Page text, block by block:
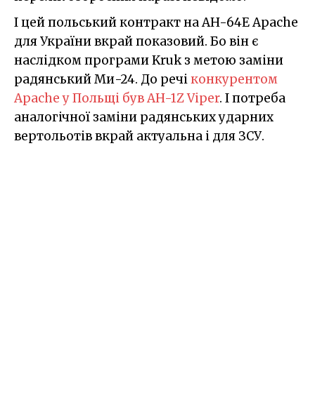
І цей польський контракт на AH-64E Apache
для України вкрай показовий. Бо він є
наслідком програми Kruk з метою заміни
радянський Ми-24. До речіконкурентом
Apache у Польщі був AH-1Z Viper. І потреба
аналогічної заміни радянських ударних
вертольотів вкрай актуальна і для ЗСУ.